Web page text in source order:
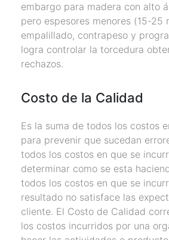
embargo para madera con alto
pero espesores menores (15-25
empalillado, contrapeso y
logra controlar la torcedura
rechazos.
Costo de la Calidad
Es la suma de todos los costos
para prevenir que sucedan
todos los costos en que se
determinar como se esta
todos los costos en que se
resultado no satisface las
cliente. El Costo de Calidad
los costos incurridos por una